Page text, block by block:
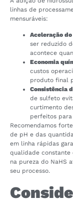
linhas de
mensuráveis:
Aceleração
ser reduzido
acontece
Economia
custos
produto final
Consistência
de sulfeto
curtimento
perfeitos
Recomendamos
de pH e das
em linha rápidas
qualidade constante
na pureza do NaHS
seu processo.